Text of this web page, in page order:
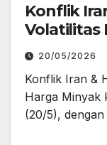
Konflik
Volatilitas
20/05/2026
Konflik Iran &
Harga Minyak
(20/5),